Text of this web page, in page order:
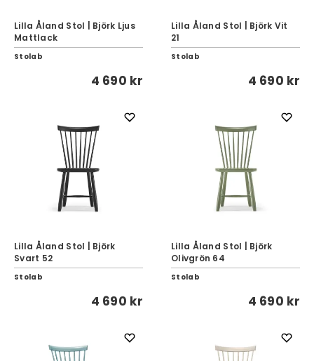
Lilla Åland Stol | Björk Ljus
Mattlack
Stolab
4 690 kr
Lilla Åland Stol | Björk Vit
21
Stolab
4 690 kr
Lilla Åland Stol | Björk
Svart 52
Stolab
4 690 kr
Lilla Åland Stol | Björk
Olivgrön 64
Stolab
4 690 kr